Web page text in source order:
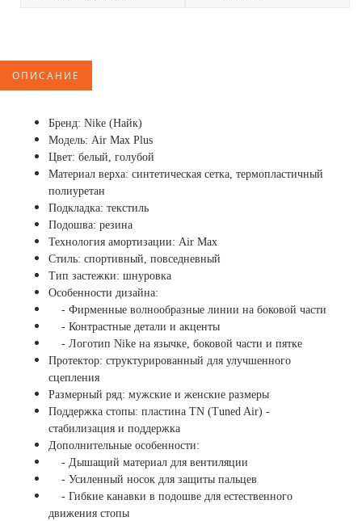
ОПИСАНИЕ
Бренд: Nike (Найк)
Модель: Air Max Plus
Цвет: белый, голубой
Материал верха: синтетическая сетка, термопластичный
полиуретан
Подкладка: текстиль
Подошва: резина
Технология амортизации: Air Max
Стиль: спортивный, повседневный
Тип застежки: шнуровка
Особенности дизайна:
- Фирменные волнообразные линии на боковой части
- Контрастные детали и акценты
- Логотип Nike на язычке, боковой части и пятке
Протектор: структурированный для улучшенного
сцепления
Размерный ряд: мужские и женские размеры
Поддержка стопы: пластина ТN (Tuned Air) -
стабилизация и поддержка
Дополнительные особенности:
- Дышащий материал для вентиляции
- Усиленный носок для защиты пальцев
- Гибкие канавки в подошве для естественного
движения стопы